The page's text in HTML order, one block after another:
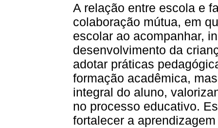
A relação entre escola e
colaboração mútua, em
escolar ao acompanhar,
desenvolvimento da
adotar práticas
formação acadêmica,
integral do aluno,
no processo educativo.
fortalecer a